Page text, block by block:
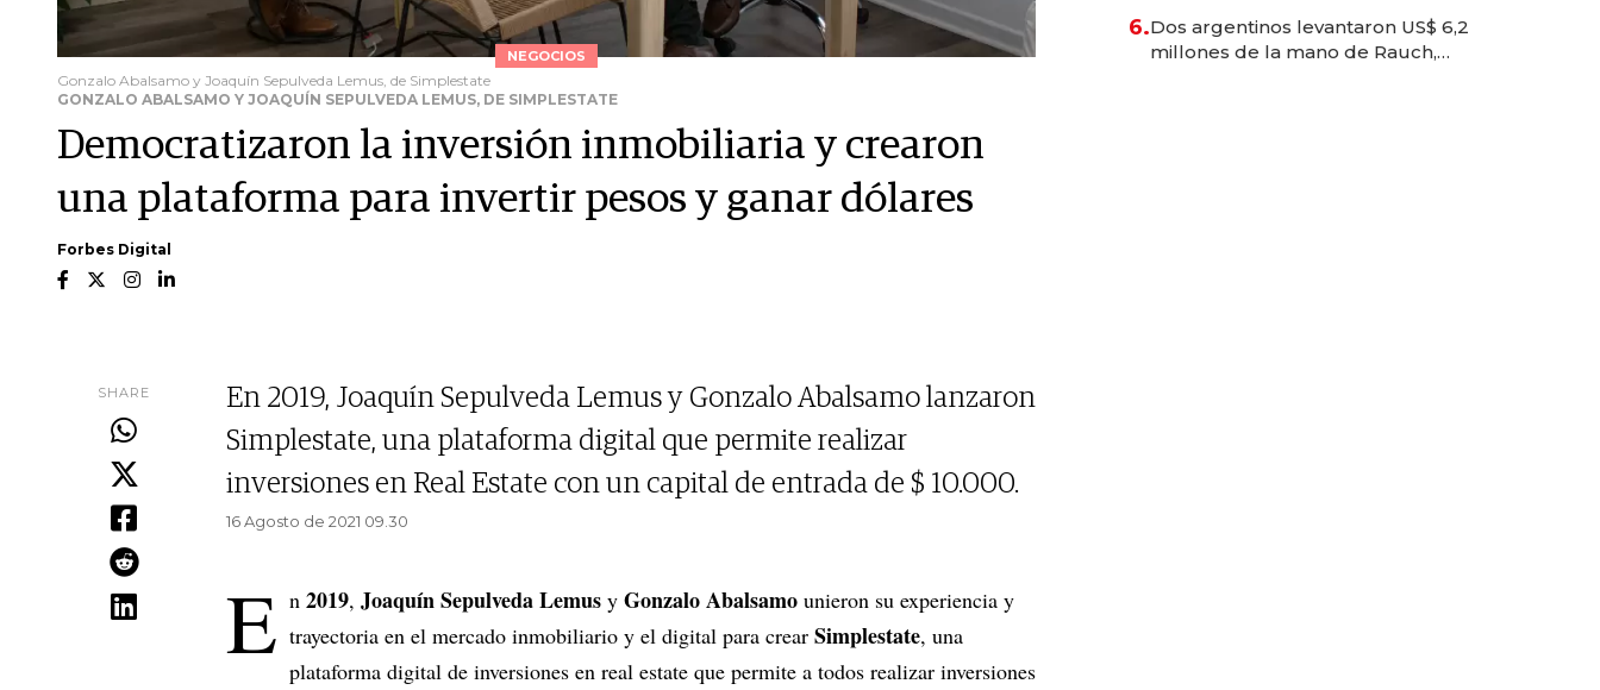
NEGOCIOS
Gonzalo Abalsamo y Joaquín Sepulveda Lemus, de Simplestate
GONZALO ABALSAMO Y JOAQUÍN SEPULVEDA LEMUS, DE SIMPLESTATE
Democratizaron la inversión inmobiliaria y crearon
una plataforma para invertir pesos y ganar dólares
Forbes Digital
SHARE
En 2019, Joaquín Sepulveda Lemus y Gonzalo Abalsamo lanzaron
Simplestate, una plataforma digital que permite realizar
inversiones en Real Estate con un capital de entrada de $ 10.000.
16 Agosto de 2021 09.30
E n 2019, JoaquínSepulveda Lemus y Gonzalo Abalsamo unieron su experiencia y
trayectoria en el mercado inmobiliario y el digital para crear Simplestate, una
plataforma digital de inversiones en real estate que permite a todos realizar inversiones
en experiencias transformadoras
6.Dos argentinos levantaron US$ 6,2
millones de la mano de Rauch,